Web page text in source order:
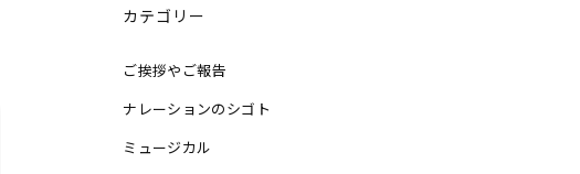
カテゴリー
ご挨拶やご報告
ナレーションのシゴト
ミュージカル